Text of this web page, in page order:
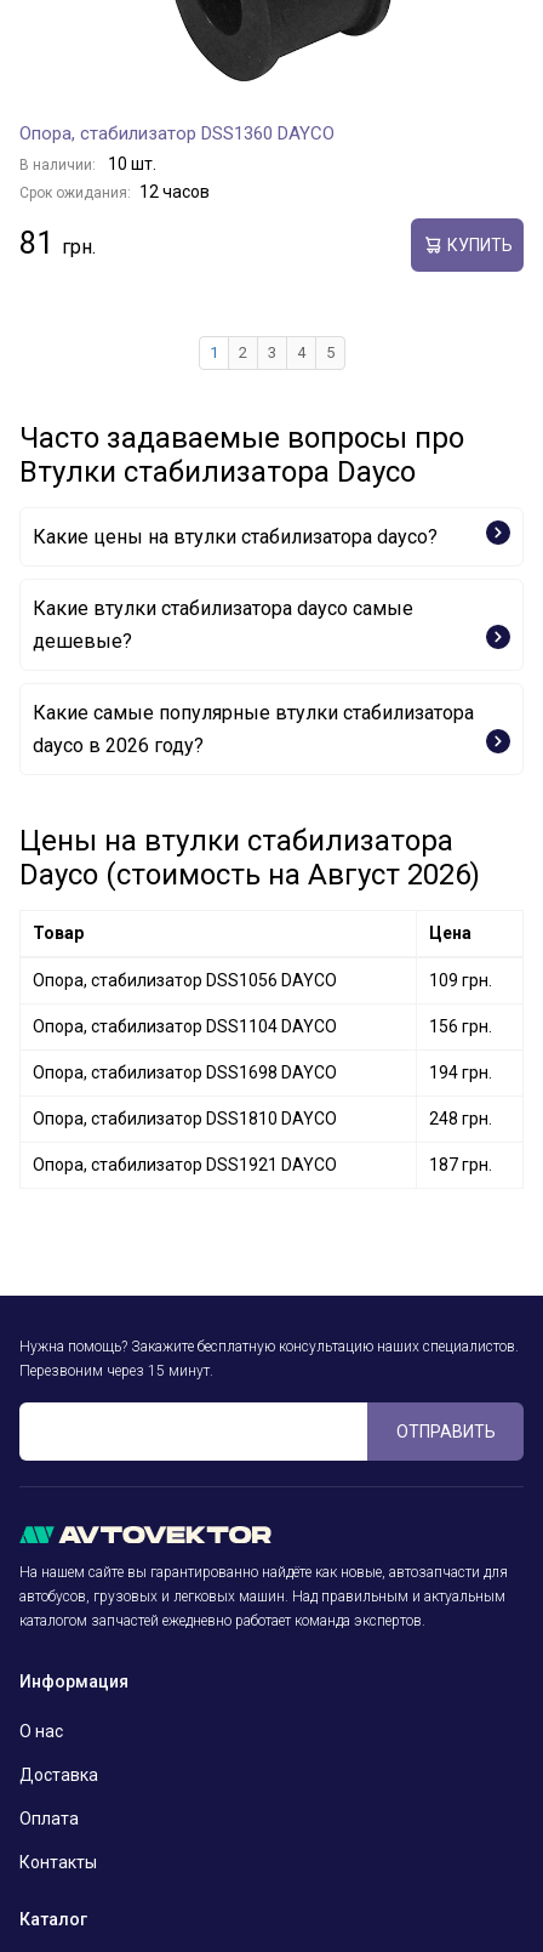
Опора, стабилизатор DSS1360 DAYCO
В наличии: 10 шт.
Срок ожидания: 12 часов
81 КУПИТЬ
1 2 3 4 5
Часто задаваемые вопросы про
Втулки стабилизатора Dayco
Какие цены на втулки стабилизатора dayco?
Какие втулки стабилизатора dayco самые
дешевые?
Опора, стабилизатор DSS1360 DAYCO
Опора, стабилизатор DSS1240 DAYCO
Какие самые популярные втулки стабилизатора
dayco в 2026 году?
Цены на втулки стабилизатора
Dayco (стоимость на Август 2026)
Товар Цена
Опора, стабилизатор DSS1056 DAYCO 109 грн.
Опора, стабилизатор DSS1104 DAYCO 156 грн.
Опора, стабилизатор DSS1698 DAYCO 194 грн.
Опора, стабилизатор DSS1810 DAYCO 248 грн.
Опора, стабилизатор DSS1921 DAYCO 187 грн.
Нужна помощь? Закажите бесплатную консультацию наших специалистов.
Перезвоним через 15 минут.
ОТПРАВИТЬ
На нашем сайте вы гарантированно найдёте как новые, автозапчасти для
автобусов, грузовых и легковых машин. Над правильным и актуальным
каталогом запчастей ежедневно работает команда экспертов.
Информация
О нас
Доставка
Оплата
Контакты
Каталог